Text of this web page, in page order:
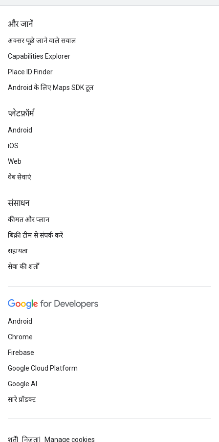
और जानें
अक्सर पूछे जाने वाले सवाल
Capabilities Explorer
Place ID Finder
Android के लिए Maps SDK टूल
प्‍लेटफ़ॉर्म
Android
iOS
Web
वेब सेवाएं
संसाधन
कीमत और प्लान
बिक्री टीम से संपर्क करें
सहायता
सेवा की शर्तों
Android
Chrome
Firebase
Google Cloud Platform
Google AI
सारे प्रॉडक्ट
शर्तें निजता Manage cookies